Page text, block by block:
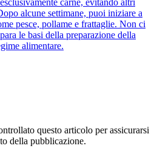
alcune settimane, puoi iniziare a
pesce, pollame e frattaglie. Non ci
le basi della preparazione della
alimentare.
questo articolo per assicurarsi
della pubblicazione.